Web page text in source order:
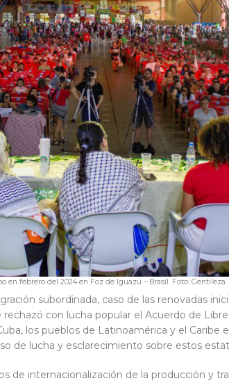
febrero del 2024 en Foz de Iguazú – Brasil. Foto: Gentileza
subordinada, caso de las renovadas
con lucha popular el Acuerdo de
los pueblos de Latinoamérica y el Caribe
de lucha y esclarecimiento sobre estos
de internacionalización de la producción y